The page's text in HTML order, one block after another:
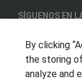
SÍGUENOS EN
OTROS
By clicking
the storing
analyze and